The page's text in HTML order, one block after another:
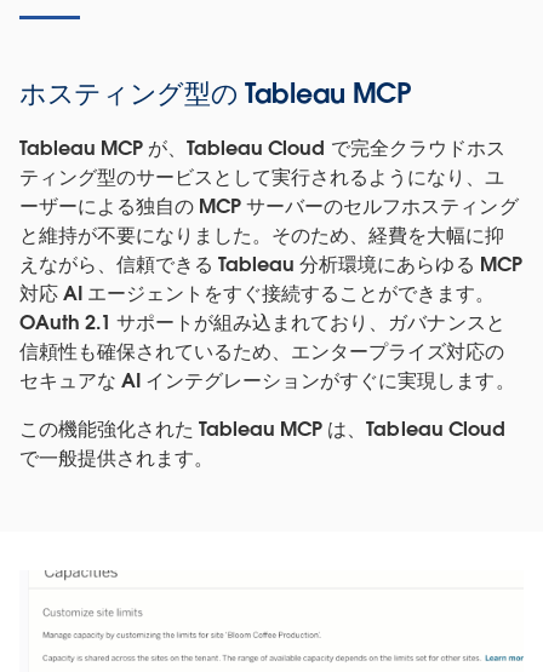
ホスティング型の Tableau MCP
Tableau MCP が、Tableau Cloud で完全クラウドホス
ティング型のサービスとして実行されるようになり、ユ
ーザーによる独自の MCP サーバーのセルフホスティング
と維持が不要になりました。そのため、経費を大幅に抑
えながら、信頼できる Tableau 分析環境にあらゆる MCP
対応 AI エージェントをすぐ接続することができます。
OAuth 2.1 サポートが組み込まれており、ガバナンスと
信頼性も確保されているため、エンタープライズ対応の
セキュアな AI インテグレーションがすぐに実現します。
この機能強化された Tableau MCP は、Tableau Cloud
で一般提供されます。